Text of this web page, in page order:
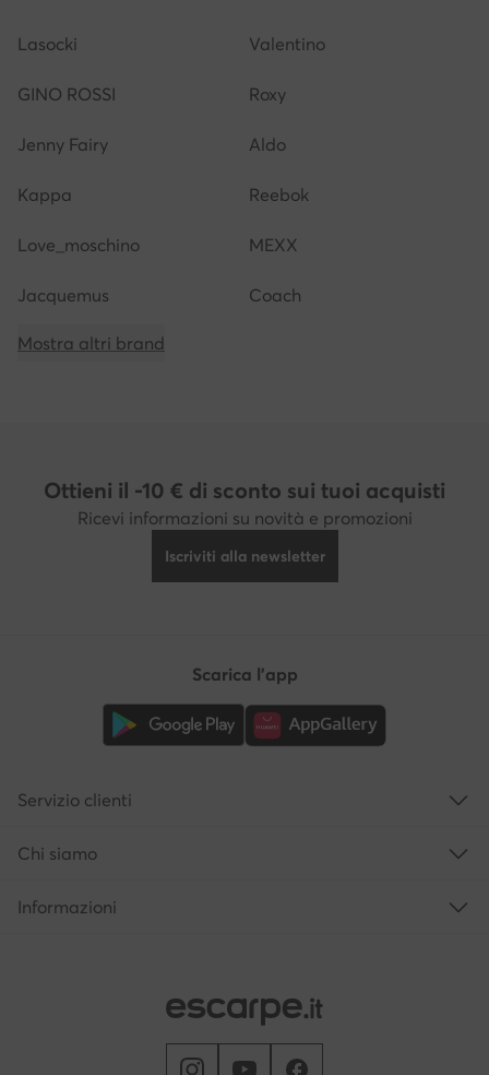
Lasocki Valentino
GINO ROSSI Roxy
Jenny Fairy Aldo
Kappa Reebok
Love_moschino MEXX
Jacquemus Coach
Mostra altri brand
Ottieni il -10 € di sconto sui tuoi acquisti
Ricevi informazioni su novità e promozioni
Iscriviti alla newsletter
Scarica l'app
Servizio clienti
Chi siamo
Informazioni